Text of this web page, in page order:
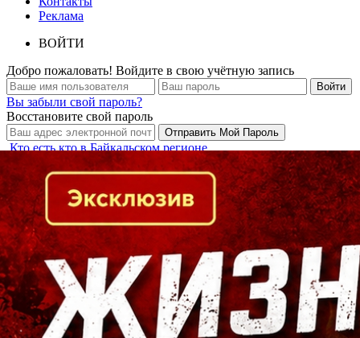
Реклама
ВОЙТИ
Добро пожаловать! Войдите в свою учётную запись
Вы забыли свой пароль?
Восстановите свой пароль
Кто есть кто в Байкальском регионе